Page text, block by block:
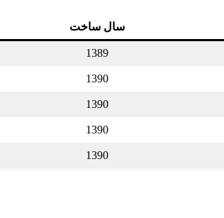
سال ساخت
1389
1390
1390
1390
1390